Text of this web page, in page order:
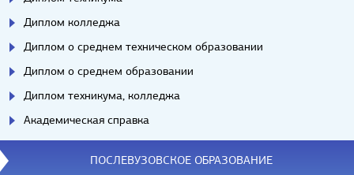
Диплом колледжа
Диплом о среднем техническом образовании
Диплом о среднем образовании
Диплом техникума, колледжа
Академическая справка
ПОСЛЕВУЗОВСКОЕ ОБРАЗОВАНИЕ